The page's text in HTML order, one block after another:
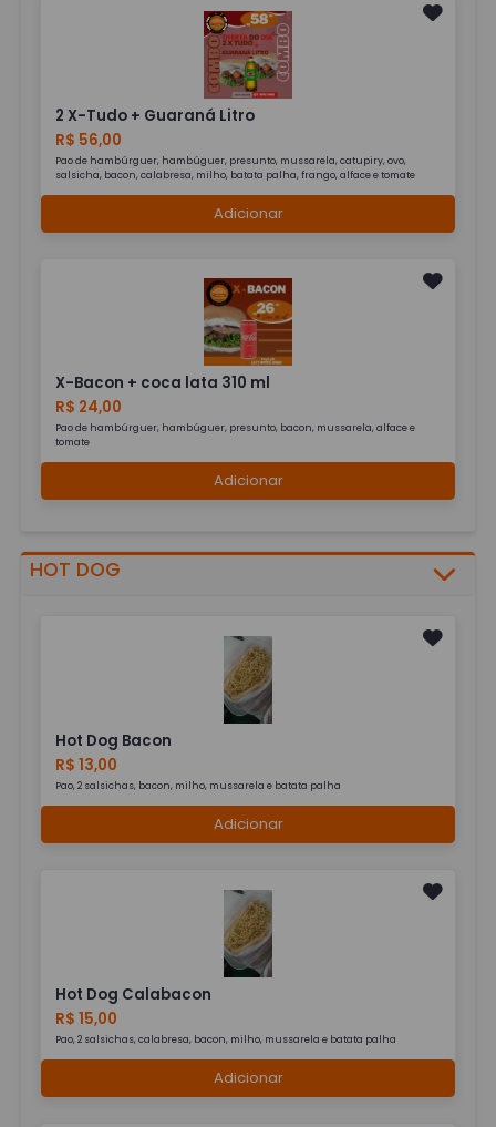
2 X-Tudo + Guaraná Litro
R$ 56,00
Pao de hambúrguer, hambúguer, presunto, mussarela, catupiry, ovo,
salsicha, bacon, calabresa, milho, batata palha, frango, alface e tomate
Adicionar
X-Bacon + coca lata 310 ml
R$ 24,00
Pao de hambúrguer, hambúguer, presunto, bacon, mussarela, alface e
tomate
Adicionar
HOT DOG
Hot Dog Bacon
R$ 13,00
Pao, 2 salsichas, bacon, milho, mussarela e batata palha
Adicionar
Hot Dog Calabacon
R$ 15,00
Pao, 2 salsichas, calabresa, bacon, milho, mussarela e batata palha
Adicionar